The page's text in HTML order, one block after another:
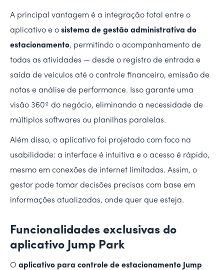
A principal vantagem é a integração total entre o
aplicativo e o sistema de gestão administrativa do
estacionamento, permitindo o acompanhamento de
todas as atividades — desde o registro de entrada e
saída de veículos até o controle financeiro, emissão de
notas e análise de performance. Isso garante uma
visão 360º do negócio, eliminando a necessidade de
múltiplos softwares ou planilhas paralelas.
Além disso, o aplicativo foi projetado com foco na
usabilidade: a interface é intuitiva e o acesso é rápido,
mesmo em conexões de internet limitadas. Assim, o
gestor pode tomar decisões precisas com base em
informações atualizadas, onde quer que esteja.
Funcionalidades exclusivas do
aplicativo Jump Park
O aplicativo para controle de estacionamento Jump